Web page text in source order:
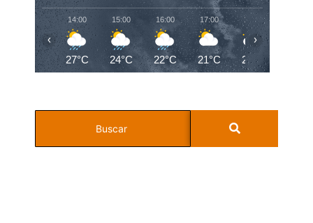
14:00
27°C
15:00
24°C
16:00
22°C
17:00
21°C
18:00
20°C
‹ ›